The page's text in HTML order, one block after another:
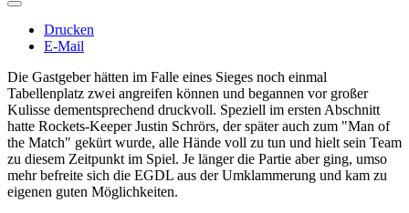
Drucken
E-Mail
Die Gastgeber hätten im Falle eines Sieges noch einmal
Tabellenplatz zwei angreifen können und begannen vor großer
Kulisse dementsprechend druckvoll. Speziell im ersten Abschnitt
hatte Rockets-Keeper Justin Schrörs, der später auch zum "Man of
the Match" gekürt wurde, alle Hände voll zu tun und hielt sein Team
zu diesem Zeitpunkt im Spiel. Je länger die Partie aber ging, umso
mehr befreite sich die EGDL aus der Umklammerung und kam zu
eigenen guten Möglichkeiten.